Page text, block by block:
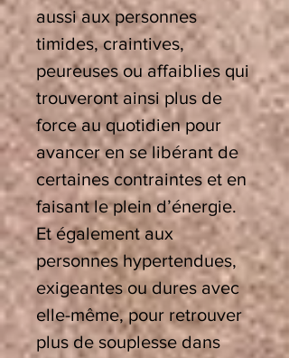
aussi aux personnes
timides, craintives,
peureuses ou affaiblies qui
trouveront ainsi plus de
force au quotidien pour
avancer en se libérant de
certaines contraintes et en
faisant le plein d’énergie.
Et également aux
personnes hypertendues,
exigeantes ou dures avec
elle-même, pour retrouver
plus de souplesse dans